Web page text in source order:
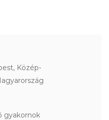
Közép-
gyakornok